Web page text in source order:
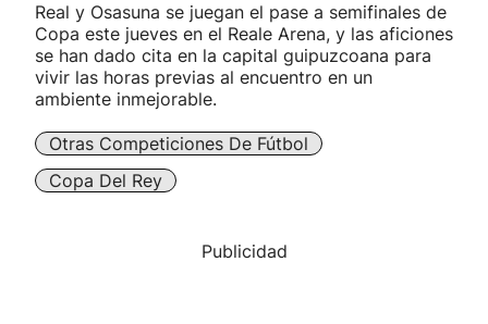
Real y Osasuna se juegan el pase a semifinales de
Copa este jueves en el Reale Arena, y las aficiones
se han dado cita en la capital guipuzcoana para
vivir las horas previas al encuentro en un
ambiente inmejorable.
Otras Competiciones De Fútbol
Copa Del Rey
Publicidad